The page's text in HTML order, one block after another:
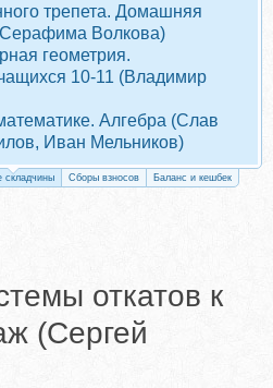
трепета. Домашняя
Волкова)
геометрия.
10-11 (Владимир
Алгебра (Слав
Иван Мельников)
складчины Сборы взносов Баланс и кешбек
откатов к
(Сергей